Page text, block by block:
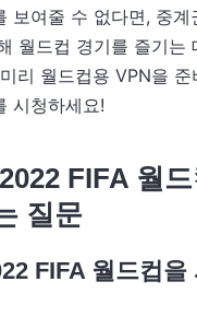
보여줄 수 없다면, 중
월드컵 경기를 즐기는
리 월드컵용 VPN을 준
시청하세요!
FIFA 월
질문
FIFA 월드컵을